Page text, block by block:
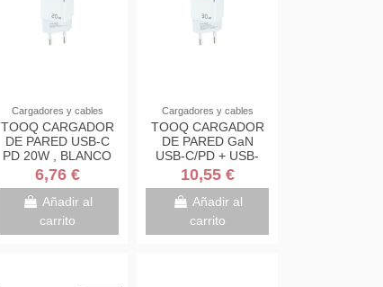
Cargadores y cables
TOOQ CARGADOR
DE PARED USB-C
PD 20W , BLANCO
6,76 €
Añadir al
carrito
Cargadores y cables
TOOQ CARGADOR
DE PARED GaN
USB-C/PD + USB-
A/QC 30W BLANCO
10,55 €
Añadir al
carrito